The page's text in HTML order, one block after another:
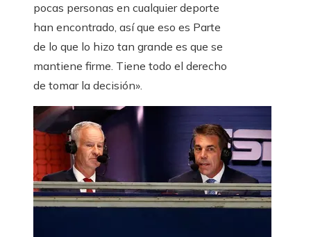
pocas personas en cualquier deporte
han encontrado, así que eso es Parte
de lo que lo hizo tan grande es que se
mantiene firme. Tiene todo el derecho
de tomar la decisión».